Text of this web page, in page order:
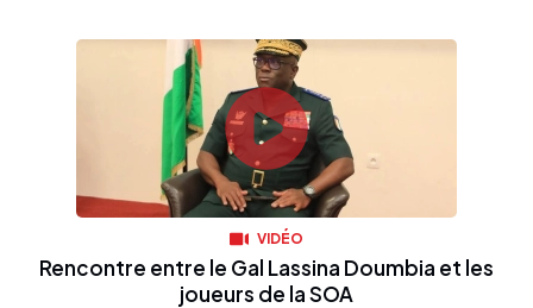
VIDÉO
Rencontre entre le Gal Lassina Doumbia et les
joueurs de la SOA